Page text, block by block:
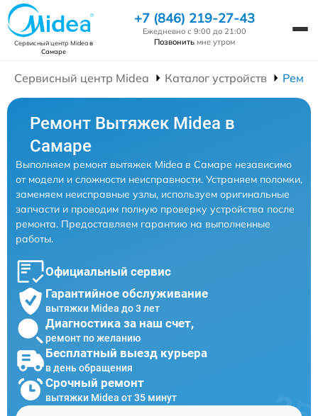
Сервисный центр Mideaв
Самаре
+7 (846) 219-27-43
Ежедневно с 9:00 до 21:00
Позвонить мне утром
Сервисный центр Midea Каталог устройств
Ремонт Вытяжек Midea в
Самаре
Выполняем ремонт вытяжек Midea в Самаре независимо
от модели и сложности неисправности. Устраняем поломки,
заменяем неисправные узлы, используем оригинальные
запчасти и проводим полную проверку устройства после
ремонта. Предоставляем гарантию на выполненные
работы.
Официальный сервис
Гарантийное обслуживание
вытяжки Midea до 3 лет
Диагностика за наш счет,
ремонт по желанию
Бесплатный выезд курьера
в день обращения
Срочный ремонт
вытяжки Midea от 35 минут